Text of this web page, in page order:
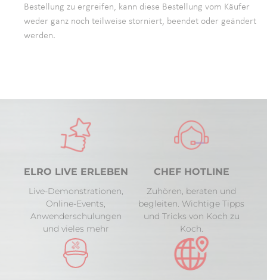
Bestellung zu ergreifen, kann diese Bestellung vom Käufer
weder ganz noch teilweise storniert, beendet oder geändert
werden.
ELRO LIVE ERLEBEN
Live-Demonstrationen,
Online-Events,
Anwenderschulungen
und vieles mehr
CHEF HOTLINE
Zuhören, beraten und
begleiten. Wichtige Tipps
und Tricks von Koch zu
Koch.